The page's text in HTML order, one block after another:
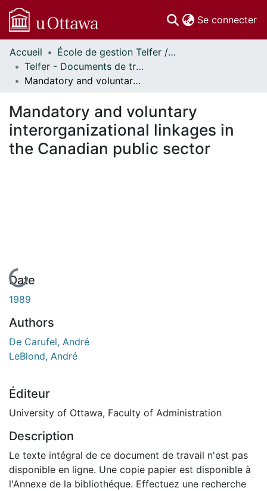
Se connecter
Communautés
et collections
Parcourir
À propos
Accueil
École de gestion Telfer // Telfer School of Management
Telfer - Documents de travail // Telfer - Working Papers
Mandatory and voluntary interorganizational linkages in the Canadian public sector
Mandatory and voluntary
interorganizational linkages in
the Canadian public sector
En cours de chargement...
Date
1989
Authors
De Carufel, André
LeBlond, André
Éditeur
University of Ottawa, Faculty of Administration
Description
Le texte intégral de ce document de travail n'est pas
disponible en ligne. Une copie papier est disponible à
l'Annexe de la bibliothéque. Effectuez une recherche